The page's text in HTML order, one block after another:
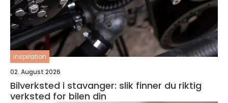
inspiration
02. August 2026
Bilverksted i stavanger: slik finner du riktig
verksted for bilen din